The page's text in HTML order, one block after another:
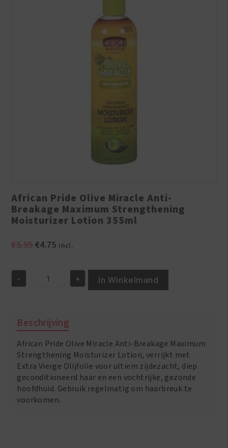
African Pride Olive Miracle Anti-
Breakage Maximum Strengthening
Moisturizer Lotion 355ml
€5.95 Oorspronkelijke
€5.95.
€4.75Huidige
€4.75.
incl.
African
Anti-
Breakage
Maximum
Strengthening
Moisturizer
Lotion
355ml
- + In Winkelmand
Beschrijving
African Pride Olive Miracle Anti-Breakage Maximum
Strengthening Moisturizer Lotion, verrijkt met
Extra Vierge Olijfolie voor ultiem zijdezacht, diep
geconditioneerd haar en een vochtrijke, gezonde
hoofdhuid. Gebruik regelmatig om haarbreuk te
voorkomen.